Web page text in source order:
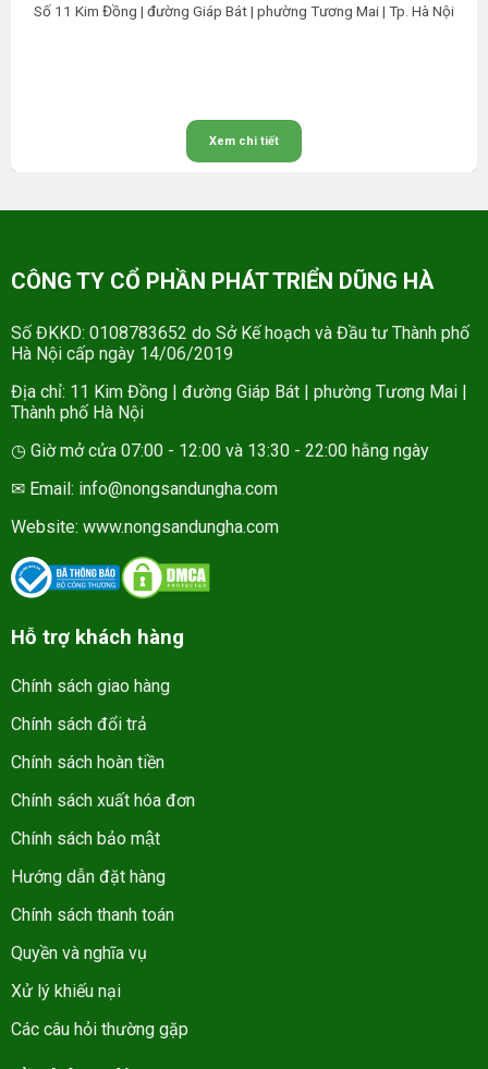
Số 11 Kim Đồng | đường Giáp Bát | phường Tương Mai | Tp. Hà Nội
Xem chi tiết
CÔNG TY CỔ PHẦN PHÁT TRIỂN DŨNG HÀ
Số ĐKKD: 0108783652 do Sở Kế hoạch và Đầu tư Thành phố
Hà Nội cấp ngày 14/06/2019
Địa chỉ: 11 Kim Đồng | đường Giáp Bát | phường Tương Mai |
Thành phố Hà Nội
◷ Giờ mở cửa 07:00 - 12:00 và 13:30 - 22:00 hằng ngày
✉ Email: info@nongsandungha.com
Website: www.nongsandungha.com
Hỗ trợ khách hàng
Chính sách giao hàng
Chính sách đổi trả
Chính sách hoàn tiền
Chính sách xuất hóa đơn
Chính sách bảo mật
Hướng dẫn đặt hàng
Chính sách thanh toán
Quyền và nghĩa vụ
Xử lý khiếu nại
Các câu hỏi thường gặp